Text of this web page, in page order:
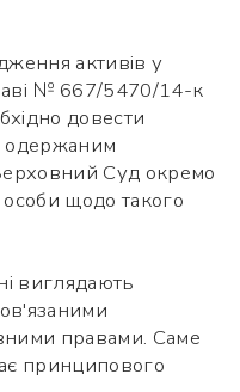
активів у
№ 667/5470/14-к
довести
одержаним
Суд окремо
щодо такого
виглядають
правами. Саме
принципового